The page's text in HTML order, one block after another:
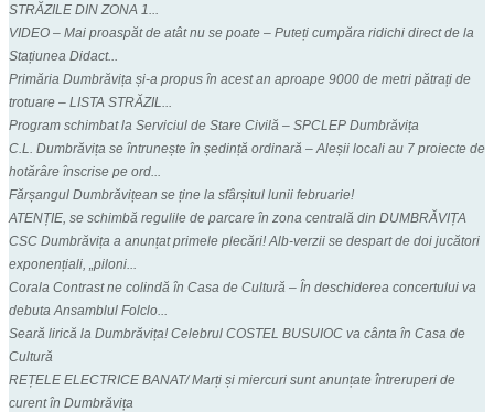
STRĂZILE DIN ZONA 1...
VIDEO – Mai proaspăt de atât nu se poate – Puteți cumpăra ridichi direct de la
Stațiunea Didact...
Primăria Dumbrăvița și-a propus în acest an aproape 9000 de metri pătrați de
trotuare – LISTA STRĂZIL...
Program schimbat la Serviciul de Stare Civilă – SPCLEP Dumbrăvița
C.L. Dumbrăvița se întrunește în ședință ordinară – Aleșii locali au 7 proiecte de
hotărâre înscrise pe ord...
Fărșangul Dumbrăvițean se ține la sfârșitul lunii februarie!
ATENȚIE, se schimbă regulile de parcare în zona centrală din DUMBRĂVIȚA
CSC Dumbrăvița a anunțat primele plecări! Alb-verzii se despart de doi jucători
exponențiali, „piloni...
Corala Contrast ne colindă în Casa de Cultură – În deschiderea concertului va
debuta Ansamblul Folclo...
Seară lirică la Dumbrăvița! Celebrul COSTEL BUSUIOC va cânta în Casa de
Cultură
REȚELE ELECTRICE BANAT/ Marți și miercuri sunt anunțate întreruperi de
curent în Dumbrăvița